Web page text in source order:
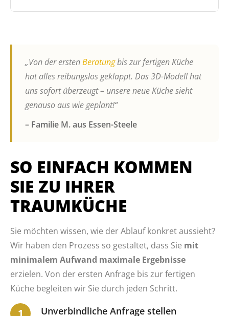
„Von der erstenBeratungbis zur fertigen Küche
hat alles reibungslos geklappt. Das 3D-Modell hat
uns sofort überzeugt – unsere neue Küche sieht
genauso aus wie geplant!“
– Familie M. aus Essen-Steele
SO EINFACH KOMMEN
SIE ZU IHRER
TRAUMKÜCHE
Sie möchten wissen, wie der Ablauf konkret aussieht?
Wir haben den Prozess so gestaltet, dass Sie mit
minimalem Aufwand maximale Ergebnisse
erzielen. Von der ersten Anfrage bis zur fertigen
Küche begleiten wir Sie durch jeden Schritt.
Unverbindliche Anfrage stellen